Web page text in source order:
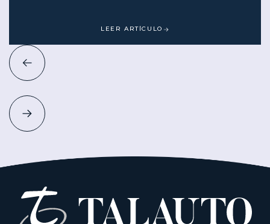
unidades corresponden a vehículos 100%
eléctricos, reflejando la apuesta de la marca por
electrificada de Nissan es actualmente la más
amplia de su historia e incluye modelos como el
Nissan Ariya, completamente eléctrico, y el
renovado Nissan X-Trail con tecnología e-POWER,
conducción de un vehículo eléctrico sin necesidad
oferta durante los próximos meses con la llegada
de un nuevo vehículo eléctrico del segmento A y,
LEER ARTÍCULO